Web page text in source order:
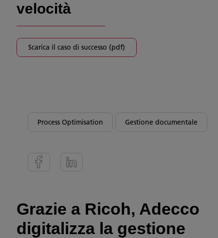
velocità
Scarica il caso di successo (pdf)
Process Optimisation Gestione documentale
Grazie a Ricoh, Adecco
digitalizza la gestione